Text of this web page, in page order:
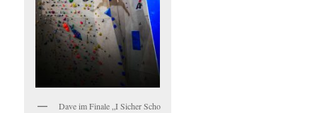
Dave im Finale „I Sicher Scho